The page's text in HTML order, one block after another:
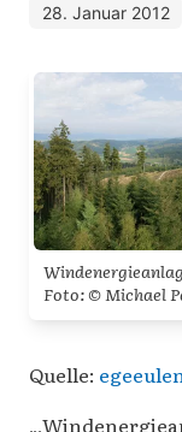
28. Januar 2012
Foto: © Michael
Quelle: